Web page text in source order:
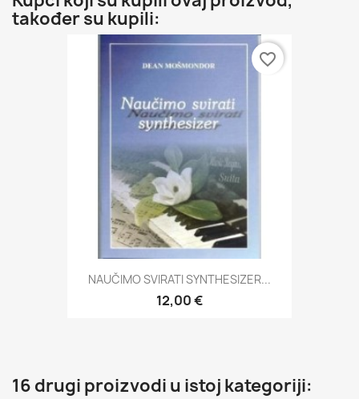
također su kupili:
NAUČIMO SVIRATI SYNTHESIZER...
12,00 €
favorite_border
16 drugi proizvodi u istoj kategoriji: